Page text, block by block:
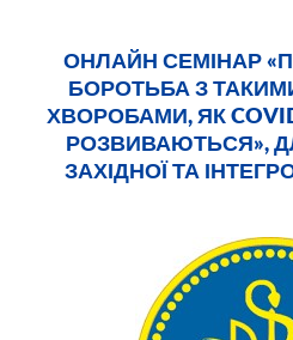
ОНЛАЙН СЕМІНАР
БОРОТЬБА З
ХВОРОБАМИ, ЯК
РОЗВИВАЮТЬСЯ»,
ЗАХІДНОЇ ТА